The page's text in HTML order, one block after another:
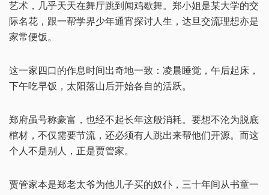
艺术，几乎天天在舞厅跳到闻鸡歇舞。郑小姐是某大学的交
际名花，跟一帮学界少年通宵探讨人生，达旦交流理想亦是
家常便饭。
这一家四口的作息时间出奇地一致：凌晨睡觉，午后起床，
下午吃早饭，太阳落山后开始各自的活跃。
郑府虽号称豪富，也经不起长年这般消耗。要想不沦为脱底
棺材，不仅需要节流，还必须有人跳出来帮他们开源。而这
个人不是别人，正是贾管家。
贾管家本是郑老太爷为他儿子买的奴仆，三十年间从书童一